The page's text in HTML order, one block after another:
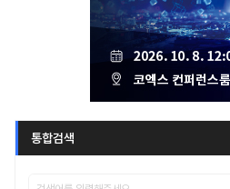
통합검색